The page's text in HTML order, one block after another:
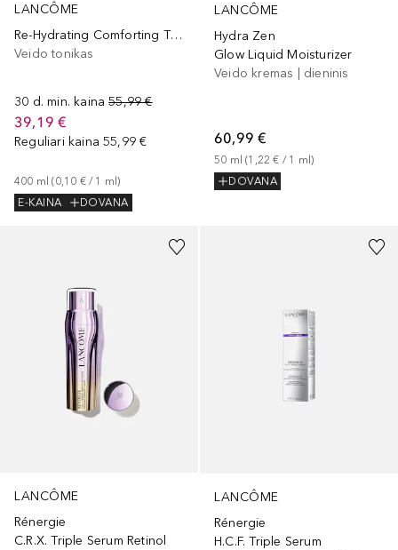
LANCÔME
Re-Hydrating Comforting Toner
Veido tonikas
30 d. min. kaina 55,99 €
39,19 €
Reguliari kaina 55,99 €
400 ml (0,10 € / 1 ml)
E-KAINA
DOVANA
LANCÔME
Hydra Zen
Glow Liquid Moisturizer
Veido kremas | dieninis
60,99 €
50 ml (1,22 € / 1 ml)
DOVANA
LANCÔME
Rénergie
C.R.X. Triple Serum Retinol
LANCÔME
Rénergie
H.C.F. Triple Serum